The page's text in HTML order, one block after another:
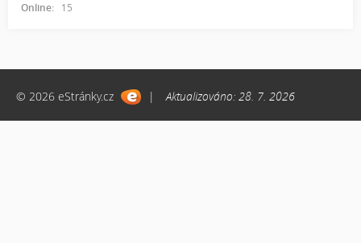
Online: 15
© 2026 eStránky.cz | Aktualizováno: 28. 7. 2026